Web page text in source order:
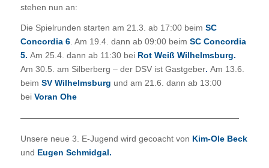
stehen nun an:
Die Spielrunden starten am 21.3. ab 17:00 beim SC
Concordia 6. Am 19.4. dann ab 09:00 beim SC Concordia
5. Am 25.4. dann ab 11:30 bei Rot Weiß Wilhelmsburg.
Am 30.5. am Silberberg – der DSV ist Gastgeber. Am 13.6.
beim SV Wilhelmsburg und am 21.6. dann ab 13:00
beiVoran Ohe
——————————————————————————
Unsere neue 3. E-Jugend wird gecoacht von Kim-Ole Beck
und Eugen Schmidgal.